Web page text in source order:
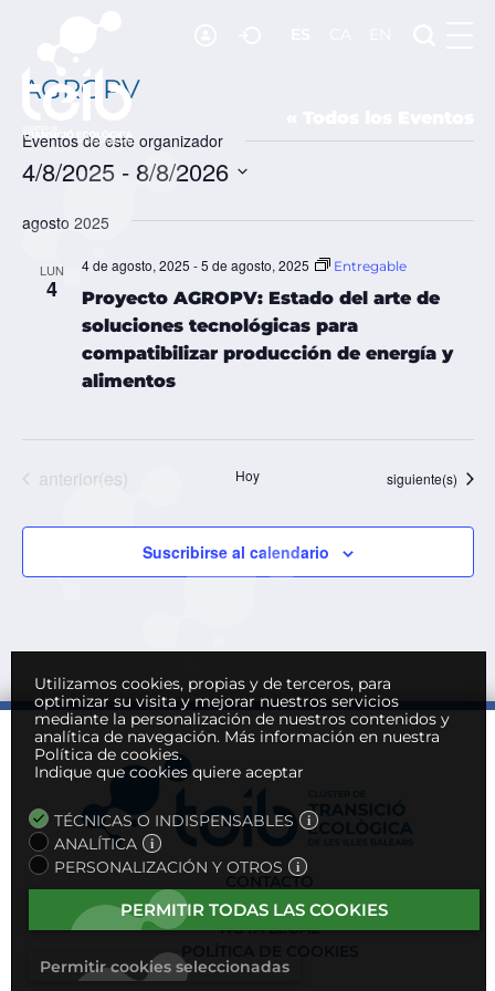
CONTACTO
AGROPV
Eventos de este organizador
4/8/2025 - 8/8/2026
FECHA.
agosto 2025
LUN
4
Proyecto AGROPV: Estado del arte de
soluciones tecnológicas para
compatibilizar producción de energía y
alimentos
4 de agosto, 2025 -5 de agosto, 2025 Entregable
Eventos
anterior(es) Hoy Eventos
siguiente(s)
Suscribirse al calendario
CONTACTO
POLÍTICA DE PRIVACIDAD
NOTA LEGAL
Utilizamos cookies, propias y de terceros, para
optimizar su visita y mejorar nuestros servicios
mediante la personalización de nuestros contenidos y
analítica de navegación. Más información en nuestra
Política de cookies.
Indique que cookies quiere aceptar
TÉCNICAS O INDISPENSABLES
ANALÍTICA
PERSONALIZACIÓN Y OTROS
PERMITIR TODAS LAS COOKIES
Permitir cookies seleccionadas